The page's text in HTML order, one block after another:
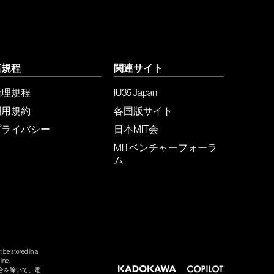
程
規程
規約
イバシー
関連サイト
IU35 Japan
各国版サイト
日本MIT会
MITベンチャーフォーラ
ム
be stored in a
を除いて、電